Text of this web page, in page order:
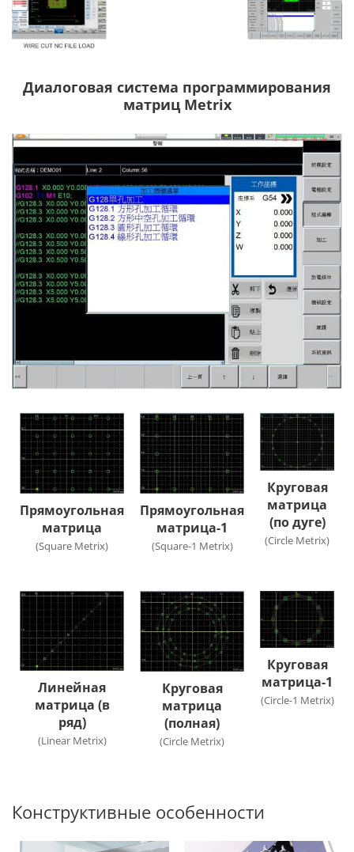
Диалоговая система программирования
матриц Metrix
Прямоугольная
матрица
(Square Metrix)
Прямоугольная
матрица-1
(Square-1 Metrix)
Круговая
матрица
(по дуге)
(Circle Metrix)
Линейная
матрица (в
ряд)
(Linear Metrix)
Круговая
матрица
(полная)
(Circle Metrix)
Круговая
матрица-1
(Circle-1 Metrix)
Конструктивные особенности